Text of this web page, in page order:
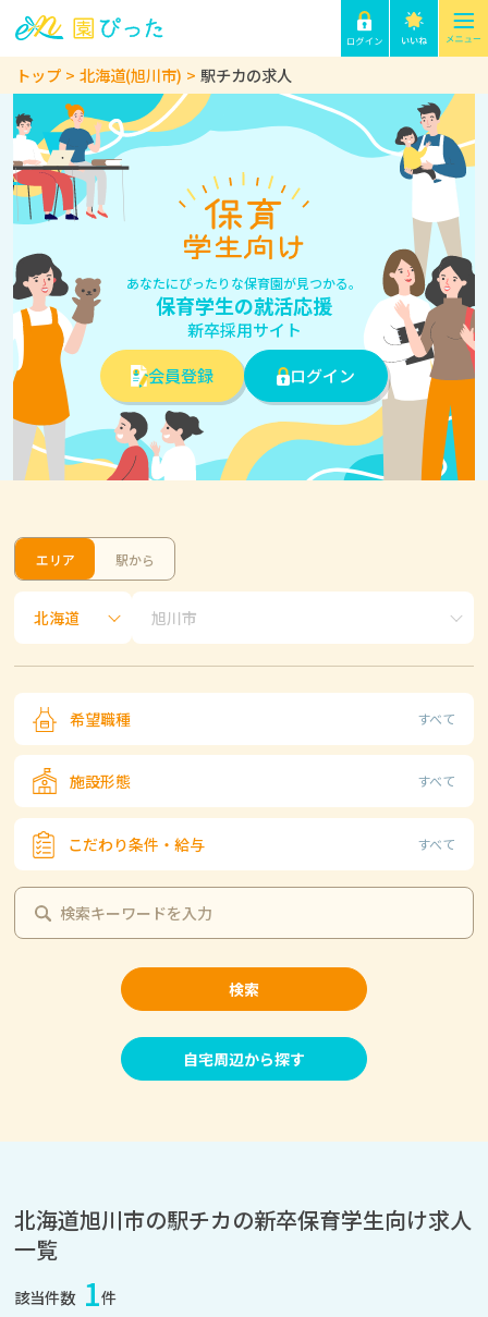
トップ 北海道(旭川市) 駅チカの求人
あなたにぴったりな保育園が見つかる。
保育学生の就活応援
新卒採用サイト
会員登録
ログイン
エリア 駅から
希望職種 すべて
施設形態 すべて
こだわり条件・給与 すべて
検索
自宅周辺から探す
北海道旭川市の駅チカの新卒保育学生向け求人
一覧
該当件数 1件